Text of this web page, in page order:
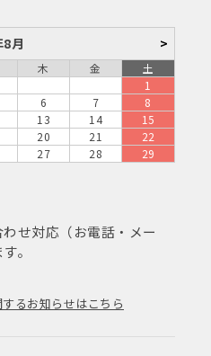
月 >
木 金
土
1
6 7
8
13 14
15
20 21
22
27 28
29
せ対応（お電話・メー
。
るお知らせはこちら